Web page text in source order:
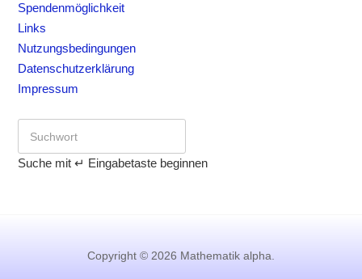
Spendenmöglichkeit
Links
Nutzungsbedingungen
Datenschutzerklärung
Impressum
Suche mit ↵ Eingabetaste beginnen
Copyright © 2026 Mathematik alpha.